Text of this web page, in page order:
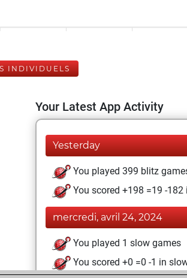
INDIVIDUELS
Your Latest App Activity
Yesterday
You played 399 blitz
You scored +198 =19 -
mercredi, avril 24, 2024
You played 1 slow games
You scored +0 =0 -1 in